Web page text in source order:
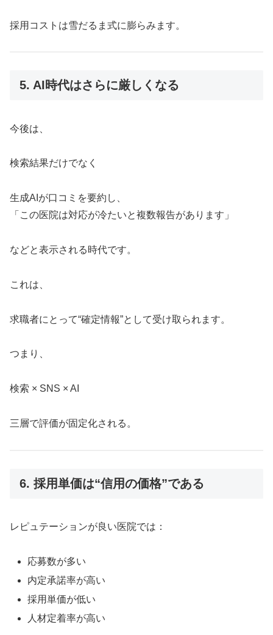
採用コストは雪だるま式に膨らみます。
5. AI時代はさらに厳しくなる
今後は、
検索結果だけでなく
生成AIが口コミを要約し、
「この医院は対応が冷たいと複数報告があります」
などと表示される時代です。
これは、
求職者にとって“確定情報”として受け取られます。
つまり、
検索 × SNS × AI
三層で評価が固定化される。
6. 採用単価は“信用の価格”である
レピュテーションが良い医院では：
応募数が多い
内定承諾率が高い
採用単価が低い
人材定着率が高い